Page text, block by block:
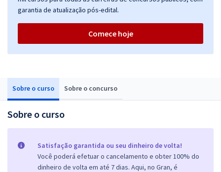
Sobre o curso Sobre o concurso
Sobre o curso
Satisfação garantida ou seu dinheiro de volta!
Você poderá efetuar o cancelamento e obter 100% do
dinheiro de volta em até 7 dias. Aqui, no Gran, é
garantia de atualização pós-edital.
Comece hoje